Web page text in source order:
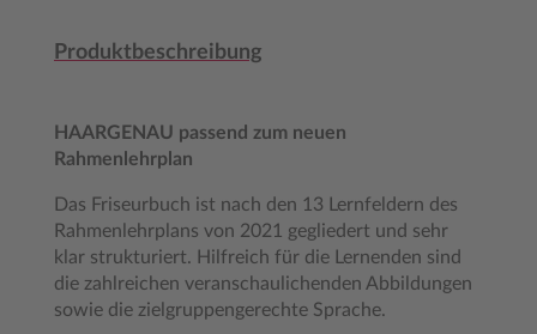
Produktbeschreibung
HAARGENAU passend zum neuen
Rahmenlehrplan
Das Friseurbuch ist nach den 13 Lernfeldern des
Rahmenlehrplans von 2021 gegliedert und sehr
klar strukturiert. Hilfreich für die Lernenden sind
die zahlreichen veranschaulichenden Abbildungen
sowie die zielgruppengerechte Sprache.